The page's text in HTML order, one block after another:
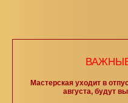
Мастерская уходит в
августа, будут